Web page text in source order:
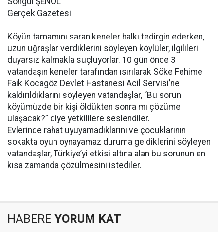
Gerçek Gazetesi
Köyün tamamını saran keneler halkı tedirgin ederken,
uzun uğraşlar verdiklerini söyleyen köylüler, ilgilileri
duyarsız kalmakla suçluyorlar. 10 gün önce 3
vatandaşın keneler tarafından ısırılarak Söke Fehime
Faik Kocagöz Devlet Hastanesi Acil Servisi’ne
kaldırıldıklarını söyleyen vatandaşlar, “Bu sorun
köyümüzde bir kişi öldükten sonra mı çözüme
ulaşacak?” diye yetkililere seslendiler.
Evlerinde rahat uyuyamadıklarını ve çocuklarının
sokakta oyun oynayamaz duruma geldiklerini söyleyen
vatandaşlar, Türkiye’yi etkisi altına alan bu sorunun en
kısa zamanda çözülmesini istediler.
HABERE YORUM KAT